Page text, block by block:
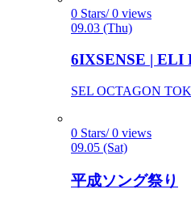
0 Stars/ 0 views
09.03 (Thu)
6IXSENSE | ELI
SEL OCTAGON
0 Stars/ 0 views
09.05 (Sat)
平成ソング祭り